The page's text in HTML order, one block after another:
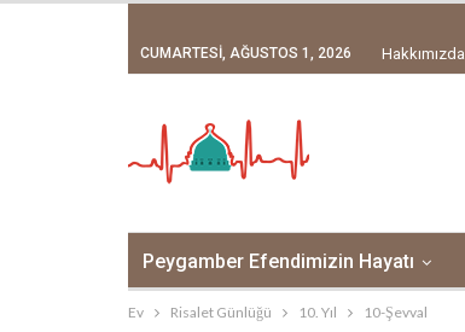
CUMARTESI, AĞUSTOS 1, 2026 Hakkımızda
Peygamber Efendimizin Hayatı
Ev Risalet Günlüğü 10. Yıl 10-Şevval